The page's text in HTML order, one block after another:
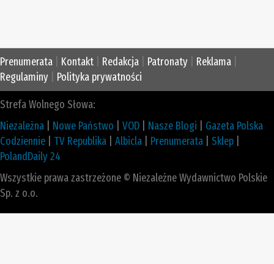
Prenumerata Kontakt Redakcja Patronaty Reklama
Regulaminy
Polityka prywatności
Strefa Wolnego Słowa:
Niezależna
Nowe Państwo VOD Nasze Blogi
Gazeta Polska
Codziennie
TV Republika Albicla Prenumerata Sklep
PolandDaily 24
Wszystkie prawa zastrzeżone © Niezależne Wydawnictwo Polskie
Sp. z o.o.